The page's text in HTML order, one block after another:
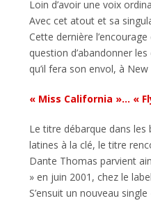
Loin d’avoir une voix
Avec cet atout et sa
Cette dernière
question d’abandonner
qu’il fera son envol, à New
« Miss California »… «
Le titre débarque dans
latines à la clé, le titre
Dante Thomas parvient
» en juin 2001, chez le
S’ensuit un nouveau